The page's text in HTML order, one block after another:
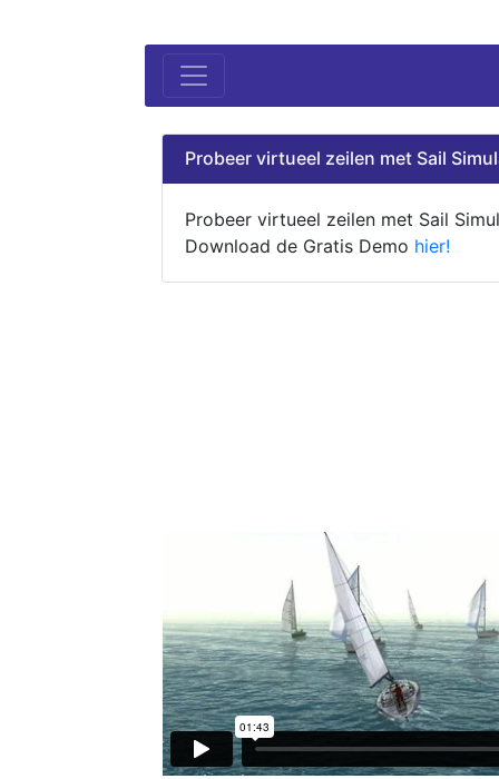
Probeer virtueel zeilen met Sail
Probeer virtueel zeilen met Sail
Download de Gratis Demo hier!